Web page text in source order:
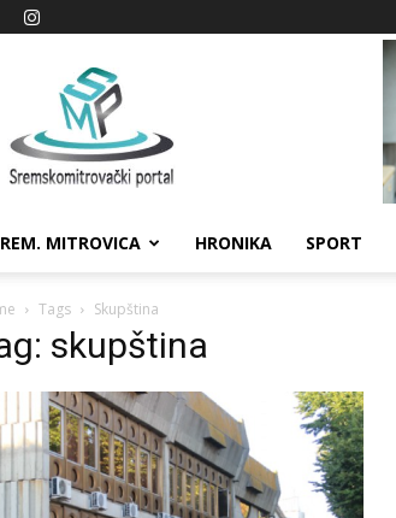
Sremskomitrovački
portal
MITROVICA HRONIKA SPORT
Tags Skupština
skupština